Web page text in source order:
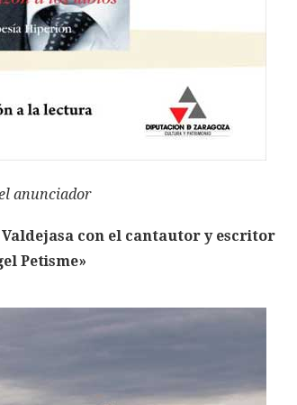
anunciador
con el cantautor y escritor
Petisme»